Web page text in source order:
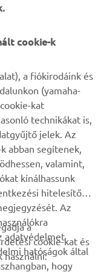
használatot. Egy
a
gondoskodik
ahol utoljára
még inkább
ami miatt az
is kedvelik.
cookie-k
a fiókirodáink és
(yamaha-
kat
technikákat is,
jelek. Az
abban segítenek,
valamint,
kínálhassunk
hitelesítő
Az
adatvédelmet
hatóságok által
hogy
a
cookie-kat és
használni: